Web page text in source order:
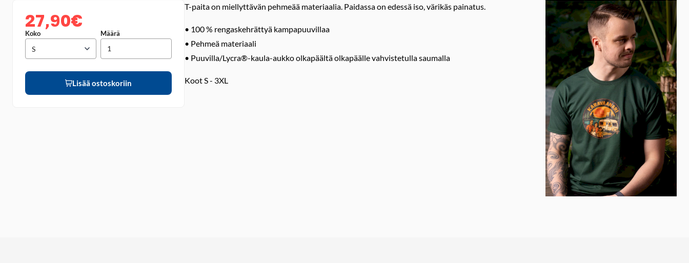
T-paita on miellyttävän pehmeää materiaalia. Paidassa on edessä iso, värikäs painatus.
• 100 % rengaskehrättyä kampapuuvillaa
• Pehmeä materiaali
• Puuvilla/Lycra®-kaula-aukko olkapäältä olkapäälle vahvistetulla saumalla
Koot S - 3XL
27,90€
Koko Määrä
Lisää ostoskoriin